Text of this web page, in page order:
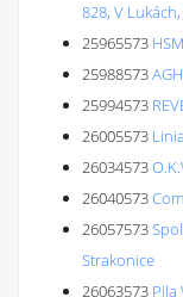
828, V
25965573
25988573
25994573
26005573
26034573
26040573
26057573
Strakonice
26063573 Pila